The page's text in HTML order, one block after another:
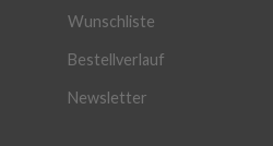
Wunschliste
Bestellverlauf
Newsletter